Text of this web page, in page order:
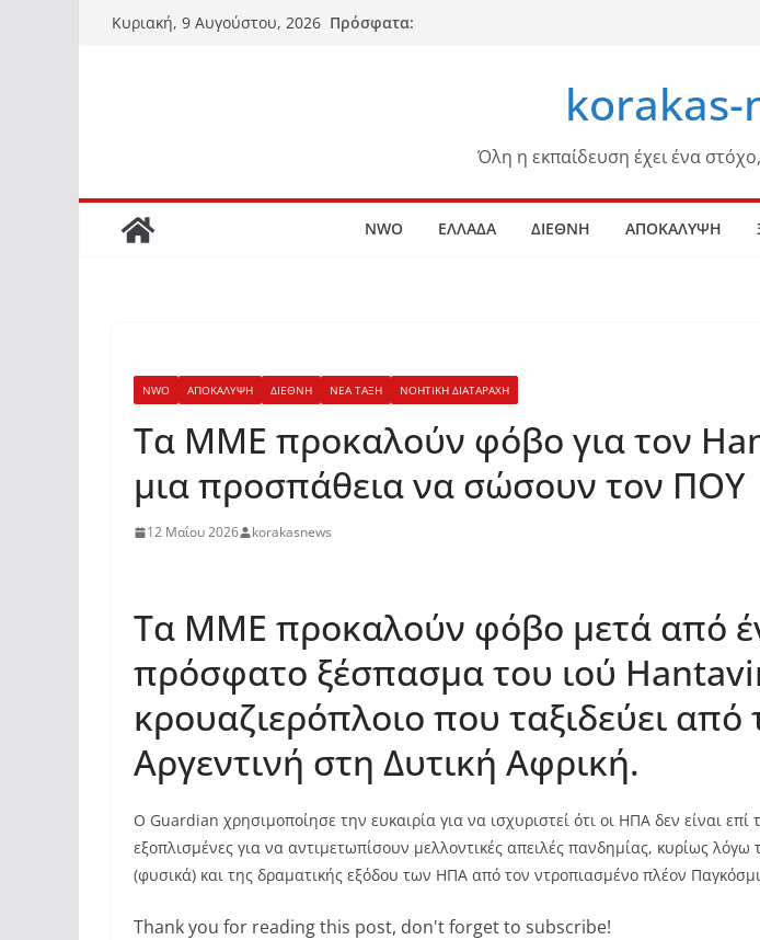
Μετάβαση
Κυριακή, 9 Αυγούστου, 2026 Πρόσφατα:
korakas-
Όλη η εκπαίδευση έχει ένα
NWO ΕΛΛΑΔΑ ΔΙΕΘΝΗ ΑΠΟΚΑΛΥΨΗ
NWO ΑΠΟΚΑΛΥΨΗ ΔΙΕΘΝΗ ΝΕΑ ΤΑΞΗ ΝΟΗΤΙΚΗ ΔΙΑΤΑΡΑΧΗ
Τα MME προκαλούν φόβο για τον
μια προσπάθεια να σώσουν τον ΠΟΥ
12 Μαΐου 2026 korakasnews
Τα MME προκαλούν φόβο μετά από
πρόσφατο ξέσπασμα του ιού
κρουαζιερόπλοιο που ταξιδεύει από
Αργεντινή στη Δυτική Αφρική.
Ο Guardian χρησιμοποίησε την ευκαιρία για να ισχυριστεί ότι οι ΗΠΑ δεν είναι
εξοπλισμένες για να αντιμετωπίσουν μελλοντικές απειλές πανδημίας, κυρίως
(φυσικά) και της δραματικής εξόδου των ΗΠΑ από τον ντροπιασμένο πλέον
Thank you for reading this post, don't forget to subscribe!